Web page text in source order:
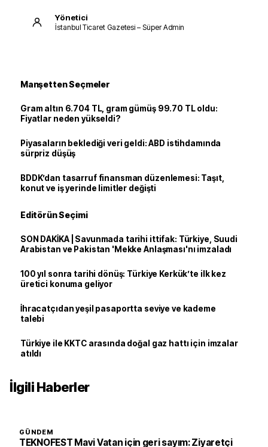
Yönetici
İstanbul Ticaret Gazetesi – Süper Admin
Manşetten Seçmeler
Gram altın 6.704 TL, gram gümüş 99.70 TL oldu:
Fiyatlar neden yükseldi?
Piyasaların beklediği veri geldi: ABD istihdamında
sürpriz düşüş
BDDK’dan tasarruf finansman düzenlemesi: Taşıt,
konut ve iş yerinde limitler değişti
Editörün Seçimi
SON DAKİKA | Savunmada tarihi ittifak: Türkiye, Suudi
Arabistan ve Pakistan 'Mekke Anlaşması'nı imzaladı
100 yıl sonra tarihi dönüş: Türkiye Kerkük’te ilk kez
üretici konuma geliyor
İhracatçıdan yeşil pasaportta seviye ve kademe
talebi
Türkiye ile KKTC arasında doğal gaz hattı için imzalar
atıldı
İlgili Haberler
GÜNDEM
TEKNOFEST Mavi Vatan için geri sayım: Ziyaretçi